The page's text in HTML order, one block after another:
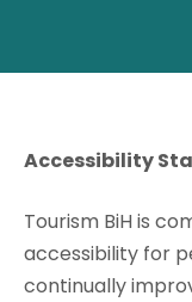
Accessibility
Tourism BiH is
accessibility for
continually